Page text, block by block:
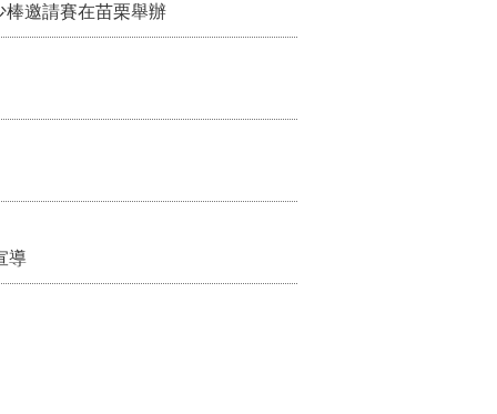
邀請賽在苗栗舉辦
導